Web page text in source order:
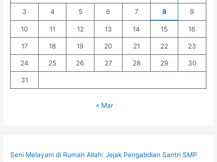
3 4 5 6 7 8 9
10 11 12 13 14 15 16
17 18 19 20 21 22 23
24 25 26 27 28 29 30
31
« Mar
Seni Melayani di Rumah Allah: Jejak Pengabdian Santri SMP